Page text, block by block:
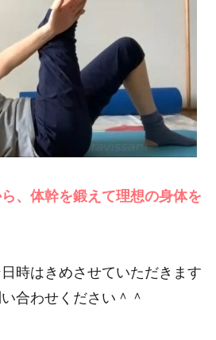
、体幹を鍛えて理想の身体を
時はきめさせていただきます
合わせください＾＾